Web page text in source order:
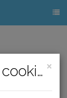
×
Politique relative aux cookies